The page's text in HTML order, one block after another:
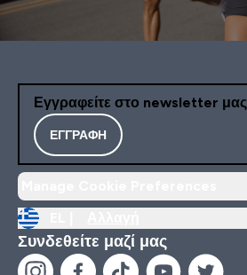
Εγγραφείτε στο newsletter μας
ΕΓΓΡΑΦΉ
Συνδεθείτε μαζί μας